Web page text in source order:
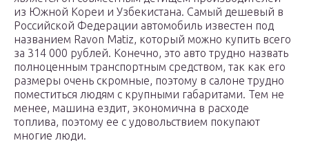
из Южной Кореи и Узбекистана. Самый дешевый в
Российской Федерации автомобиль известен под
названием Ravon Matiz, который можно купить всего
за 314 000 рублей. Конечно, это авто трудно назвать
полноценным транспортным средством, так как его
размеры очень скромные, поэтому в салоне трудно
поместиться людям с крупными габаритами. Тем не
менее, машина ездит, экономична в расходе
топлива, поэтому ее с удовольствием покупают
многие люди.